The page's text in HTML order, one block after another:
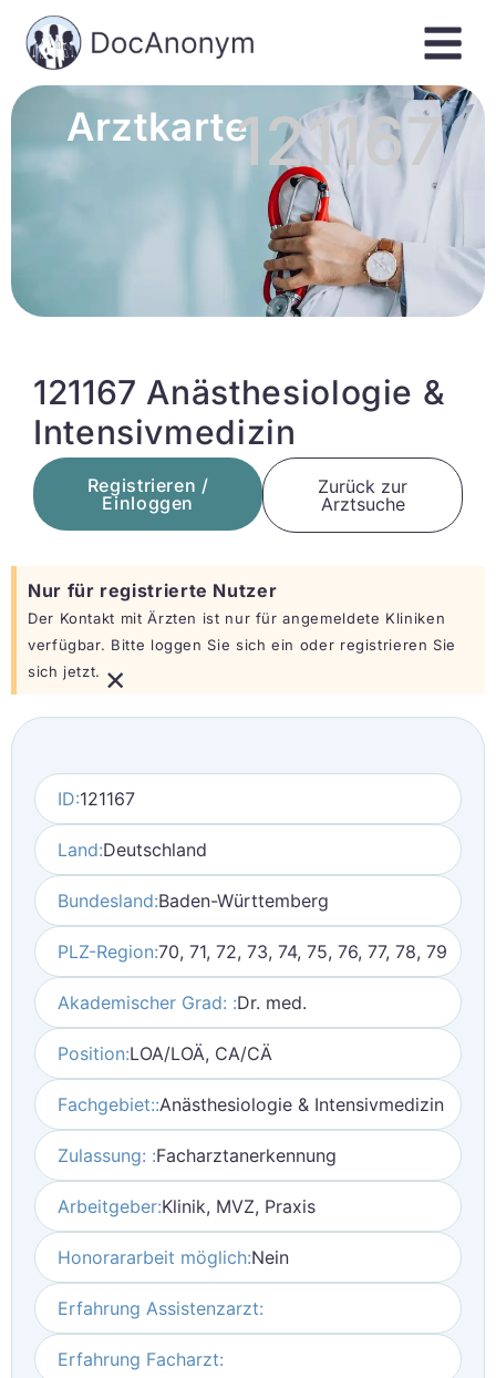
Arztkarte121167
121167 Anästhesiologie &
Intensivmedizin
Registrieren /
Einloggen
Zurück zur
Arztsuche
Nur für registrierte Nutzer
Der Kontakt mit Ärzten ist nur für angemeldete Kliniken
verfügbar. Bitte loggen Sie sich ein oder registrieren Sie
sich jetzt. ×
ID:121167
Land:Deutschland
Bundesland:Baden-Württemberg
PLZ-Region:70, 71, 72, 73, 74, 75, 76, 77, 78, 79
Akademischer Grad: :Dr. med.
Position:LOA/LOÄ, CA/CÄ
Fachgebiet::Anästhesiologie & Intensivmedizin
Zulassung: :Facharztanerkennung
Arbeitgeber:Klinik, MVZ, Praxis
Honorararbeit möglich:Nein
Erfahrung Assistenzarzt:
Erfahrung Facharzt: